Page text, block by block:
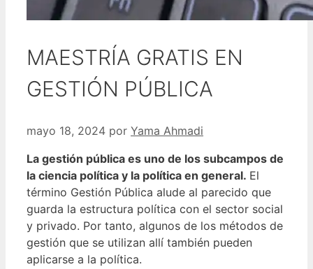
MAESTRÍA GRATIS EN
GESTIÓN PÚBLICA
mayo 18, 2024 por Yama Ahmadi
La gestión pública es uno de los subcampos de
la ciencia política y la política en general. El
término Gestión Pública alude al parecido que
guarda la estructura política con el sector social
y privado. Por tanto, algunos de los métodos de
gestión que se utilizan allí también pueden
aplicarse a la política.